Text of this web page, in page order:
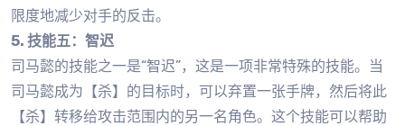
限度地减少对手的反击。
5. 技能五：智迟
司马懿的技能之一是“智迟”，这是一项非常特殊的技能。当
司马懿成为【杀】的目标时，可以弃置一张手牌，然后将此
【杀】转移给攻击范围内的另一名角色。这个技能可以帮助